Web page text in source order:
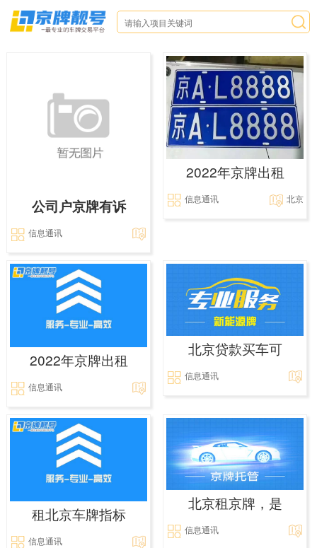
公司户京牌有诉
信息通讯
2022年京牌出租
信息通讯 北京
2022年京牌出租
信息通讯
北京贷款买车可
信息通讯
租北京车牌指标
信息通讯
北京租京牌，是
信息通讯